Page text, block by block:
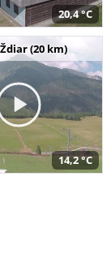
20,4 °C
(20 km)
14,2 °C